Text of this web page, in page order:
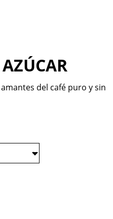
del café puro y sin